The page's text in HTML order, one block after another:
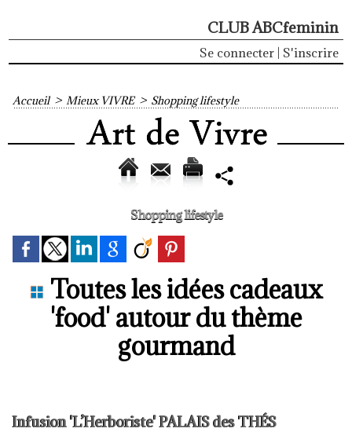
CLUB ABCfeminin
Se connecter S'inscrire
Accueil > Mieux VIVRE > Shopping lifestyle
Shopping lifestyle
Toutes les idées cadeaux
'food' autour du thème
gourmand
Infusion 'L’Herboriste' PALAIS des THÉS